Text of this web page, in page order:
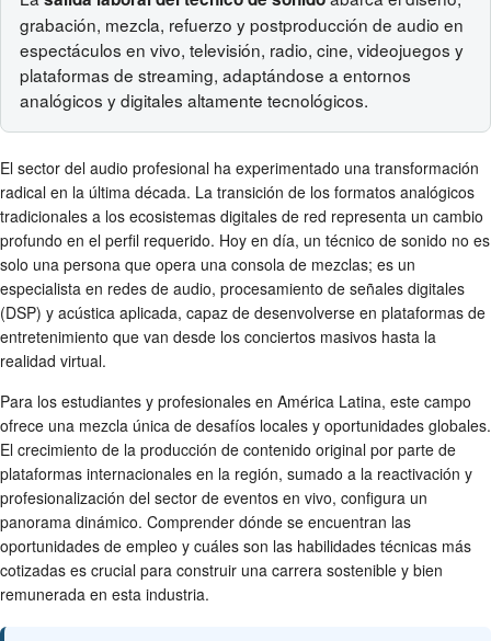
grabación, mezcla, refuerzo y postproducción de audio en
espectáculos en vivo, televisión, radio, cine, videojuegos y
plataformas de streaming, adaptándose a entornos
analógicos y digitales altamente tecnológicos.
El sector del audio profesional ha experimentado una transformación
radical en la última década. La transición de los formatos analógicos
tradicionales a los ecosistemas digitales de red representa un cambio
profundo en el perfil requerido. Hoy en día, un técnico de sonido no es
solo una persona que opera una consola de mezclas; es un
especialista en redes de audio, procesamiento de señales digitales
(DSP) y acústica aplicada, capaz de desenvolverse en plataformas de
entretenimiento que van desde los conciertos masivos hasta la
realidad virtual.
Para los estudiantes y profesionales en América Latina, este campo
ofrece una mezcla única de desafíos locales y oportunidades globales.
El crecimiento de la producción de contenido original por parte de
plataformas internacionales en la región, sumado a la reactivación y
profesionalización del sector de eventos en vivo, configura un
panorama dinámico. Comprender dónde se encuentran las
oportunidades de empleo y cuáles son las habilidades técnicas más
cotizadas es crucial para construir una carrera sostenible y bien
remunerada en esta industria.